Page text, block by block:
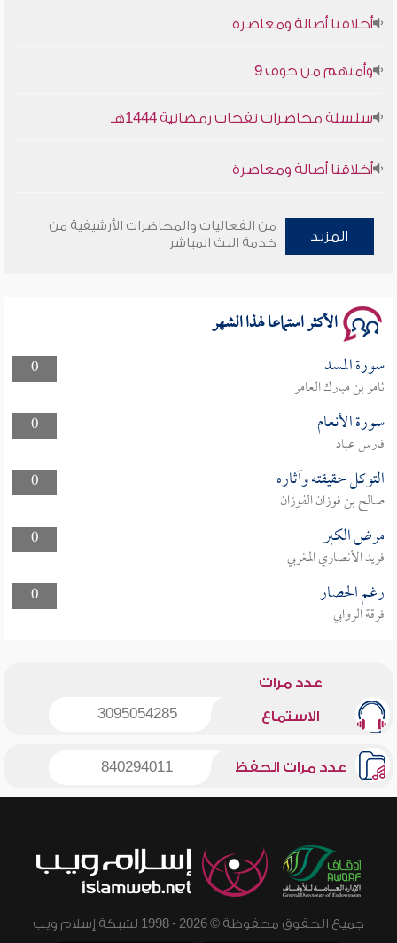
سلسلة محاضرات نفحات رمضانية 1444هـ
المزيد
من الفعاليات والمحاضرات الأرشيفية من
خدمة البث المباشر
الأكثر استماعا لهذا الشهر
0 سورة المسد
ثامر بن مبارك العامر
0
سورة الأنعام
فارس عباد
0
التوكل حقيقته وآثاره
صالح بن فوزان الفوزان
0
مرض الكبر
فريد الأنصاري المغربي
0
رغم الحصار
فرقة الروابي
عدد مرات
الاستماع 3095054285
عدد مرات الحفظ 840294011
جميع الحقوق محفوظة © 2026 - 1998 لشبكة إسلام ويب